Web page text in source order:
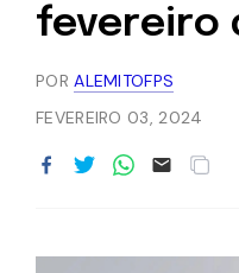
fevereiro
PORALEMITOFPS
FEVEREIRO 03, 2024